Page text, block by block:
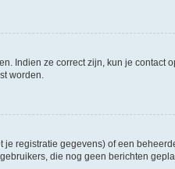
Indien ze correct zijn, kun je contact
worden.
registratie gegevens) of een
die nog geen berichten